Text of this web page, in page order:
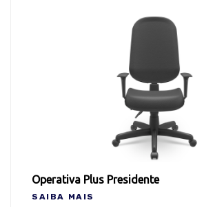
Operativa Plus Presidente
SAIBA MAIS